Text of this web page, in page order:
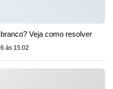
Veja como resolver
às 15:02